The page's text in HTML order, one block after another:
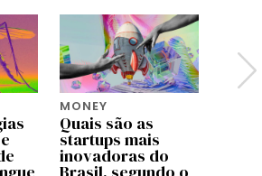
MONEY
Quais são as
startups mais
inovadoras do